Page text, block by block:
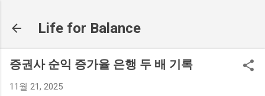
Life for Balance
증권사 순익 증가율 은행 두 배 기록
11월 21, 2025